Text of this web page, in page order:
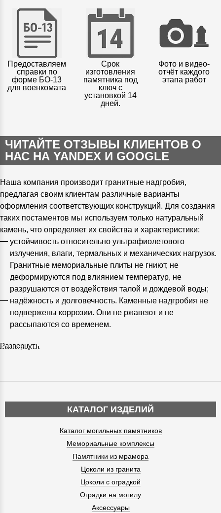
Предоставляем
справки по
форме БО-13
для военкомата
Срок
изготовления
памятника под
ключ с
установкой 14
дней.
Фото и видео-
отчёт каждого
этапа работ
ЧИТАЙТЕ ОТЗЫВЫ КЛИЕНТОВ О
НАС НА YANDEX И GOOGLE
Наша компания производит гранитные надгробия,
предлагая своим клиентам различные варианты
оформления соответствующих конструкций. Для создания
таких постаментов мы используем только натуральный
камень, что определяет их свойства и характеристики:
устойчивость относительно ультрафиолетового
излучения, влаги, термальных и механических нагрузок.
Гранитные мемориальные плиты не гниют, не
деформируются под влиянием температур, не
разрушаются от воздействия талой и дождевой воды;
надёжность и долговечность. Каменные надгробия не
подвержены коррозии. Они не ржавеют и не
рассыпаются со временем.
Развернуть
КАТАЛОГ ИЗДЕЛИЙ
Каталог могильных памятников
Мемориальные комплексы
Памятники из мрамора
Цоколи из гранита
Цоколи с оградкой
Оградки на могилу
Аксессуары